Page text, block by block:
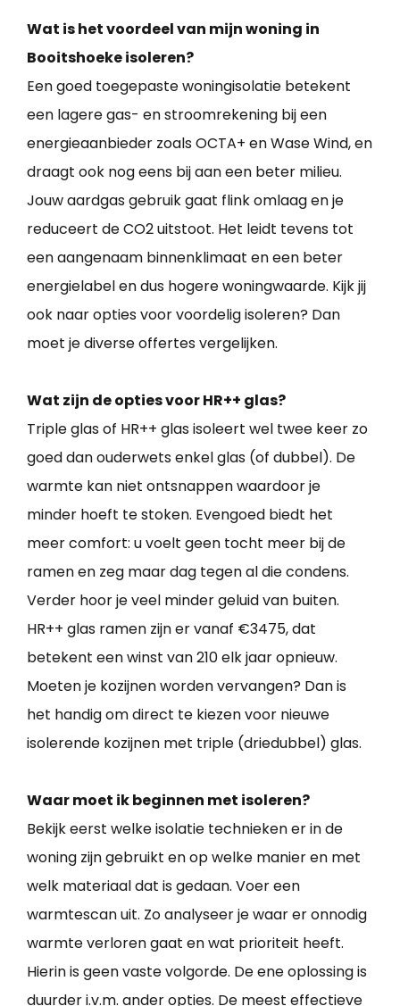
Wat is het voordeel van mijn woning in
Booitshoeke isoleren?
Een goed toegepaste woningisolatie betekent
een lagere gas- en stroomrekening bij een
energieaanbieder zoals OCTA+ en Wase Wind, en
draagt ook nog eens bij aan een beter milieu.
Jouw aardgas gebruik gaat flink omlaag en je
reduceert de CO2 uitstoot. Het leidt tevens tot
een aangenaam binnenklimaat en een beter
energielabel en dus hogere woningwaarde. Kijk jij
ook naar opties voor voordelig isoleren? Dan
moet je diverse offertes vergelijken.
Wat zijn de opties voor HR++ glas?
Triple glas of HR++ glas isoleert wel twee keer zo
goed dan ouderwets enkel glas (of dubbel). De
warmte kan niet ontsnappen waardoor je
minder hoeft te stoken. Evengoed biedt het
meer comfort: u voelt geen tocht meer bij de
ramen en zeg maar dag tegen al die condens.
Verder hoor je veel minder geluid van buiten.
HR++ glas ramen zijn er vanaf €3475, dat
betekent een winst van 210 elk jaar opnieuw.
Moeten je kozijnen worden vervangen? Dan is
het handig om direct te kiezen voor nieuwe
isolerende kozijnen met triple (driedubbel) glas.
Waar moet ik beginnen met isoleren?
Bekijk eerst welke isolatie technieken er in de
woning zijn gebruikt en op welke manier en met
welk materiaal dat is gedaan. Voer een
warmtescan uit. Zo analyseer je waar er onnodig
warmte verloren gaat en wat prioriteit heeft.
Hierin is geen vaste volgorde. De ene oplossing is
duurder i.v.m. ander opties. De meest effectieve